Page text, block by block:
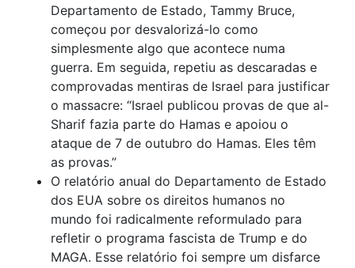
Departamento de Estado, Tammy Bruce,
começou por desvalorizá-lo como
simplesmente algo que acontece numa
guerra. Em seguida, repetiu as descaradas e
comprovadas mentiras de Israel para justificar
o massacre: “Israel publicou provas de que al-
Sharif fazia parte do Hamas e apoiou o
ataque de 7 de outubro do Hamas. Eles têm
as provas.”
O relatório anual do Departamento de Estado
dos EUA sobre os direitos humanos no
mundo foi radicalmente reformulado para
refletir o programa fascista de Trump e do
MAGA. Esse relatório foi sempre um disfarce